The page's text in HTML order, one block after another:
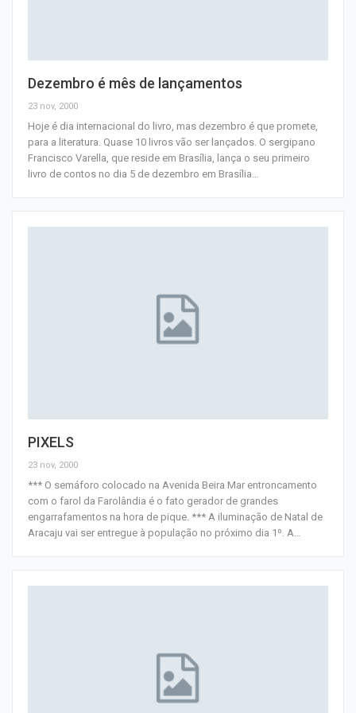
Dezembro é mês de lançamentos
23 nov, 2000
Hoje é dia internacional do livro, mas dezembro é que promete,
para a literatura. Quase 10 livros vão ser lançados. O sergipano
Francisco Varella, que reside em Brasília, lança o seu primeiro
livro de contos no dia 5 de dezembro em Brasília…
PIXELS
23 nov, 2000
*** O semáforo colocado na Avenida Beira Mar entroncamento
com o farol da Farolândia é o fato gerador de grandes
engarrafamentos na hora de pique. *** A iluminação de Natal de
Aracaju vai ser entregue à população no próximo dia 1º. A…